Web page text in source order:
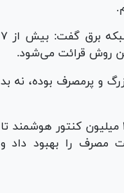
احمدی در بخش دیگری از سخنان خود با اشاره به پیشرفت‌های هوشمندسازی شبکه برق گفت: بیش از ۷
و پرمصرف بوده، نه بد
مدیرکل دفتر فنی مهندسی هوشمندسازی توانیر هدف‌گذاری این شرکت را نصب ۱۲ میلیون کنتور هوشمند تا
مصرف را بهبود داد و